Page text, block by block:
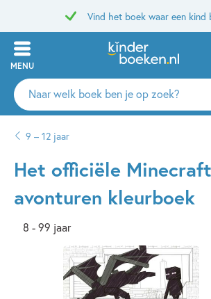
Vind het boek waar een
MENU
Zoeken
naar
auteurs
uitgevers
9 – 12 jaar
Het officiële Minecraft
avonturen kleurboek
8 - 99 jaar